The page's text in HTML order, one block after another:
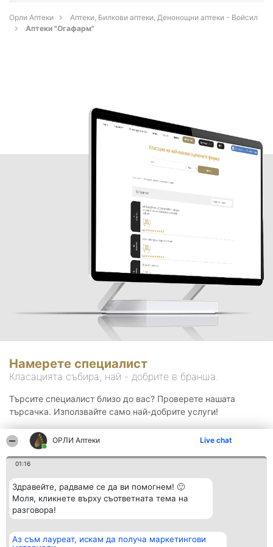
ОРЛИ Аптеки Live chat
01:16
Здравейте, радваме се да ви помогнем! 🙂
Моля, кликнете върху съответната тема на
разговора!
Аз съм лауреат, искам да получа маркетингови
Орли Аптеки
Аптеки, Билкови аптеки, Денонощни аптеки - Войсил
Аптеки "Огафарм"
Намерете специалист
Класацията събира, най - добрите в бранша.
Търсите специалист близо до вас? Проверете нашата
търсачка. Използвайте само най-добрите услуги!
Организатор на
Класация Контакти